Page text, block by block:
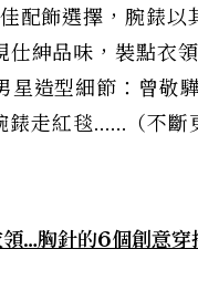
配飾選擇，腕錶以
紳品味，裝點衣
造型細節：曾敬
走紅毯......（不斷
…胸針的6個創意穿